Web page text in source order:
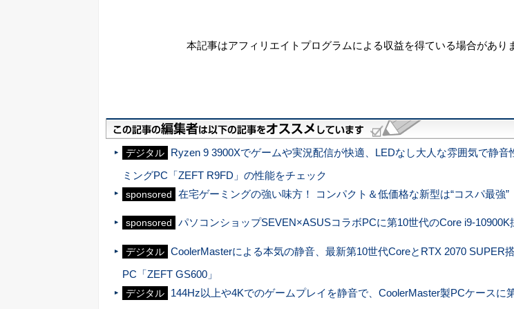
本記事はアフィリエイトプログラムによる収益を得ている場合があり
デジタル
Ryzen 9 3900Xでゲームや実況配信が快適、LEDなし大人な雰囲気で静音
ミングPC「ZEFT R9FD」の性能をチェック
sponsored 在宅ゲーミングの強い味方！ コンパクト＆低価格な新型は“コスパ最強”
sponsored パソコンショップSEVEN×ASUSコラボPCに第10世代のCore i9-10900K
デジタル CoolerMasterによる本気の静音、最新第10世代CoreとRTX 2070 SUPER
PC「ZEFT GS600」
デジタル
144Hz以上や4Kでのゲームプレイを静音で、CoolerMaster製PCケースに